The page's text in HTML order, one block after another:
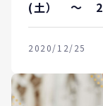
(土） ～
2020/12/25